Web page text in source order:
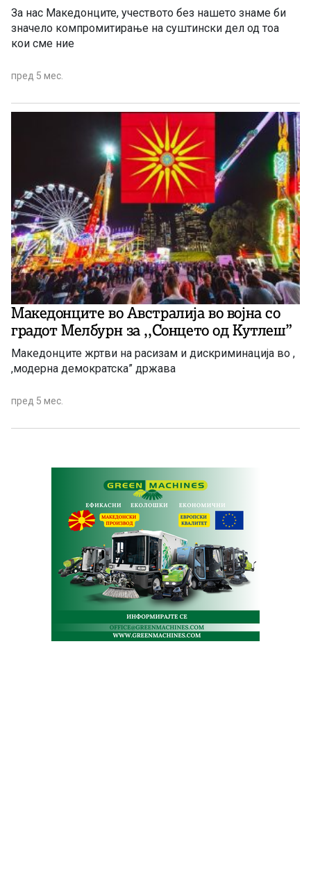
За нас Македонците, учеството без нашето знаме би
значело компромитирање на суштински дел од тоа
кои сме ние
пред 5 мес.
Македонците во Австралија во војна со
градот Мелбурн за ,,Сонцето од Кутлеш”
Македонците жртви на расизам и дискриминација во ,
,модерна демократска” држава
пред 5 мес.